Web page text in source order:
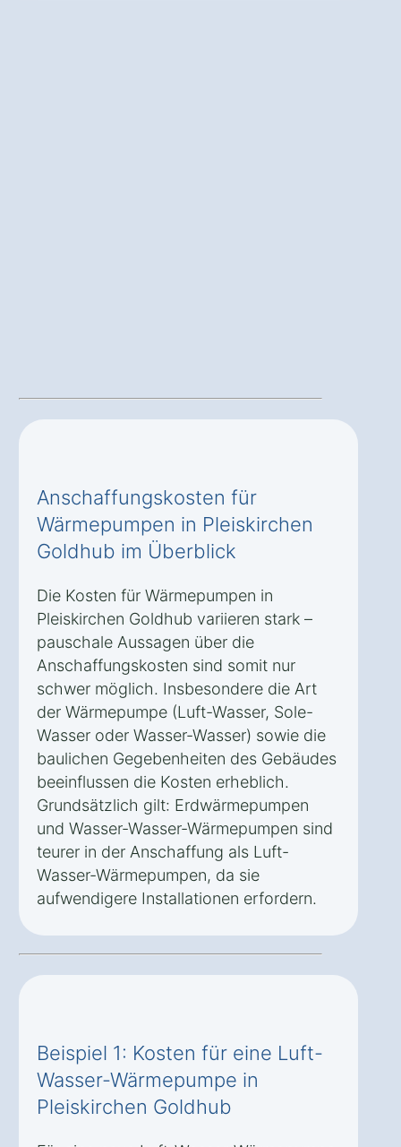
Anschaffungskosten für
Wärmepumpen in Pleiskirchen
Goldhub im Überblick
Die Kosten für Wärmepumpen in
Pleiskirchen Goldhub variieren stark –
pauschale Aussagen über die
Anschaffungskosten sind somit nur
schwer möglich. Insbesondere die Art
der Wärmepumpe (Luft-Wasser, Sole-
Wasser oder Wasser-Wasser) sowie die
baulichen Gegebenheiten des Gebäudes
beeinflussen die Kosten erheblich.
Grundsätzlich gilt: Erdwärmepumpen
und Wasser-Wasser-Wärmepumpen sind
teurer in der Anschaffung als Luft-
Wasser-Wärmepumpen, da sie
aufwendigere Installationen erfordern.
Beispiel 1: Kosten für eine Luft-
Wasser-Wärmepumpe in
Pleiskirchen Goldhub